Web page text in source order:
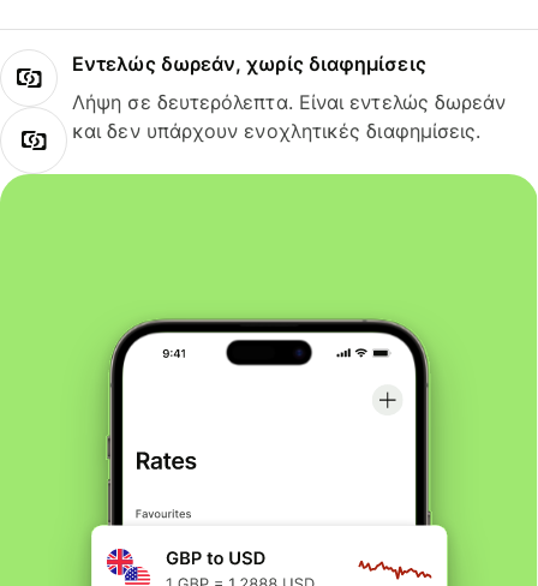
Εντελώς δωρεάν, χωρίς διαφημίσεις
Λήψη σε δευτερόλεπτα. Είναι εντελώς δωρεάν
και δεν υπάρχουν ενοχλητικές διαφημίσεις.